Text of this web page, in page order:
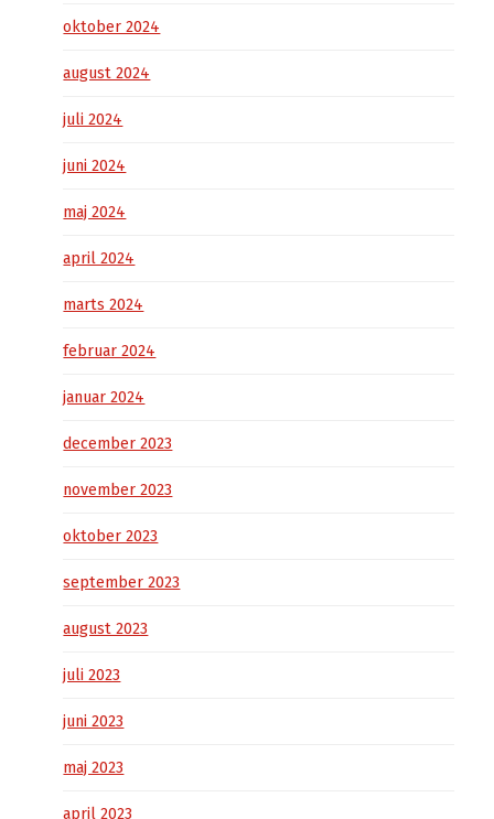
oktober 2024
august 2024
juli 2024
juni 2024
maj 2024
april 2024
marts 2024
februar 2024
januar 2024
december 2023
november 2023
oktober 2023
september 2023
august 2023
juli 2023
juni 2023
maj 2023
april 2023